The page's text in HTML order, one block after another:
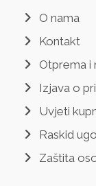
O nama
Kontakt
Otprema i
Izjava o
Uvjeti
Raskid
Zaštita